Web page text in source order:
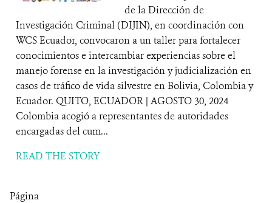
de la Dirección de
Investigación Criminal (DIJIN), en coordinación con
WCS Ecuador, convocaron a un taller para fortalecer
conocimientos e intercambiar experiencias sobre el
manejo forense en la investigación y judicialización en
casos de tráfico de vida silvestre en Bolivia, Colombia y
Ecuador. QUITO, ECUADOR | AGOSTO 30, 2024
Colombia acogió a representantes de autoridades
encargadas del cum...
READ THE STORY
Página